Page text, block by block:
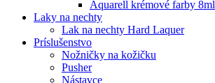
Aquarell krémové farby 8ml
Laky na nechty
Lak na nechty Hard Laquer
Príslušenstvo
Nožničky na kožičku
Pusher
Nástavce